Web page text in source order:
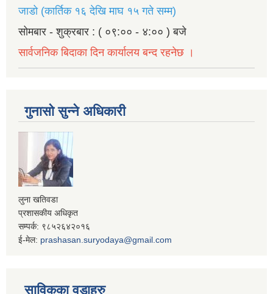
जाडो (कार्तिक १६ देखि माघ १५ गते सम्म)
सोमबार - शुक्रबार : ( ०९:०० - ४:०० ) बजे
सार्वजनिक बिदाका दिन कार्यालय बन्द रहनेछ ।
गुनासो सुन्ने अधिकारी
लुना खतिवडा
प्रशासकीय अधिकृत
सम्पर्क: ९८५२६४२०१६
ई-मेल: prashasan.suryodaya@gmail.com
साविकका वडाहरु